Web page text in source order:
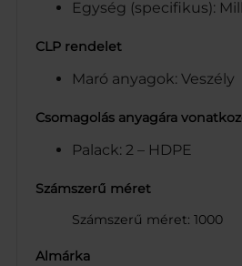
Egység (specifikus):
CLP rendelet
Maró anyagok: Veszély
Csomagolás anyagára
Palack: 2 – HDPE
Számszerű méret
Számszerű méret: 1000
Almárka